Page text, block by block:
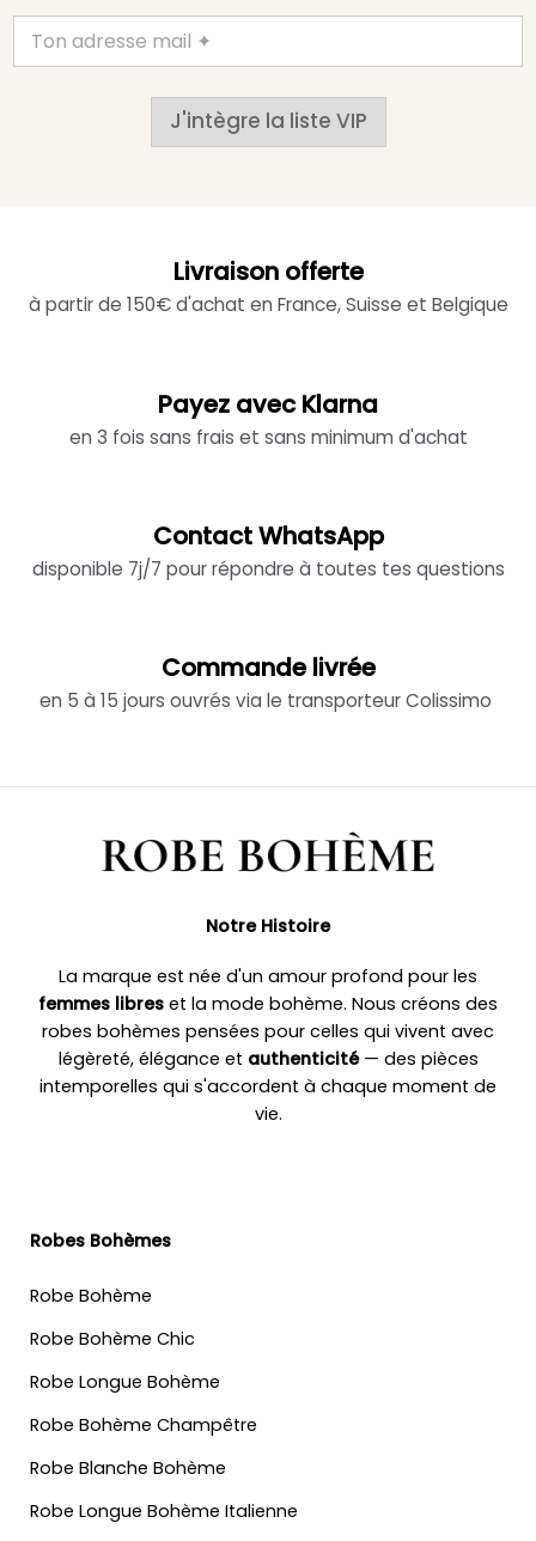
J'intègre la liste VIP
Livraison offerte
à partir de 150€ d'achat en France, Suisse et Belgique
Payez avec Klarna
en 3 fois sans frais et sans minimum d'achat
Contact WhatsApp
disponible 7j/7 pour répondre à toutes tes questions
Commande livrée
en 5 à 15 jours ouvrés via le transporteur Colissimo
Notre Histoire
La marque est née d'un amour profond pour les
femmes libres et la mode bohème. Nous créons des
robes bohèmes pensées pour celles qui vivent avec
légèreté, élégance et authenticité— des pièces
intemporelles qui s'accordent à chaque moment de
vie.
Robes Bohèmes
Robe Bohème
Robe Bohème Chic
Robe Longue Bohème
Robe Bohème Champêtre
Robe Blanche Bohème
Robe Longue Bohème Italienne